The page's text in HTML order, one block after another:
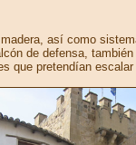
así como
de defensa,
que pretendían escalar